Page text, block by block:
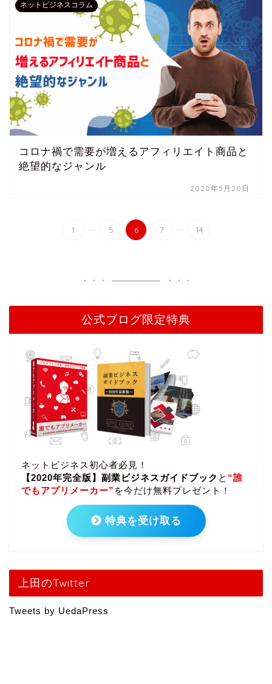
ネットビジネスコラム
コロナ禍で需要が増えるアフィリエイト商品と
絶望的なジャンル
2020年5月20日
1 ... 5 6 7 ... 14
公式ブログ限定特典
ネットビジネス初心者必見！
【2020年完全版】副業ビジネスガイドブック と “誰
でもアプリメーカー” を今だけ無料プレゼント！
特典を受け取る
上田のTwitter
Tweets by UedaPress